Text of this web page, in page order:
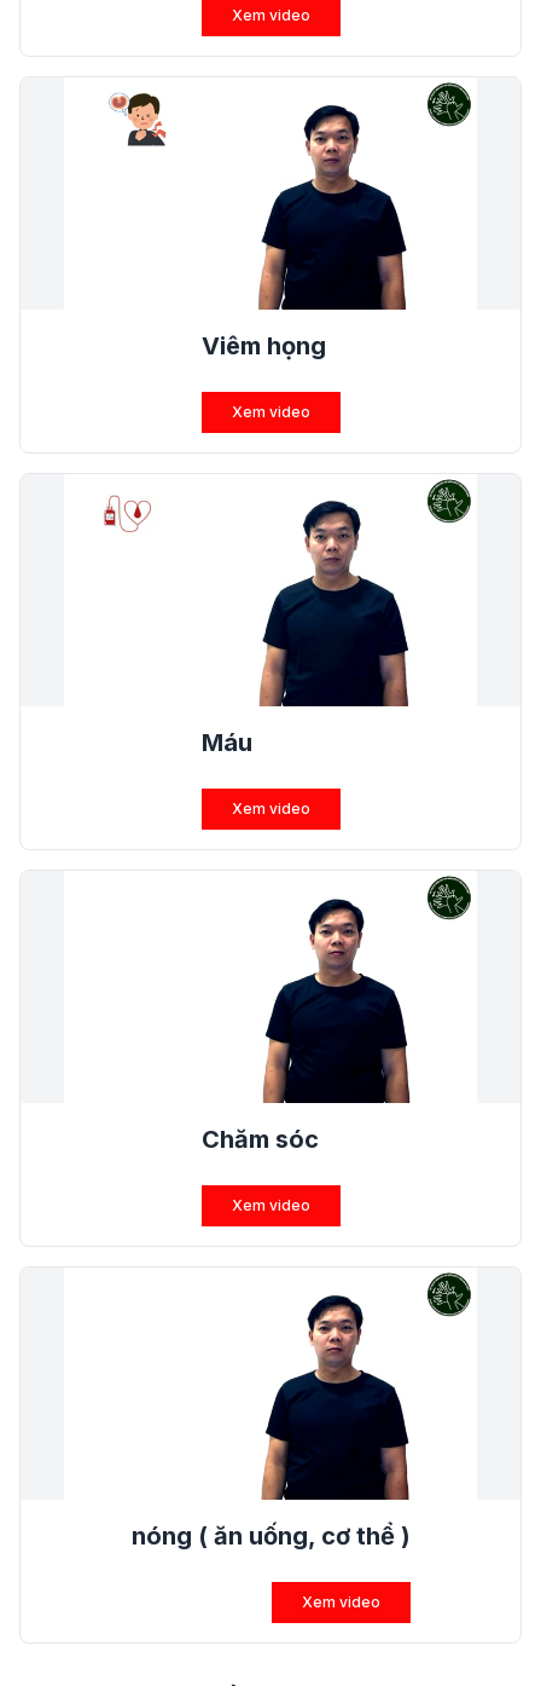
Xem video
Viêm họng
Xem video
Máu
Xem video
Chăm sóc
Xem video
nóng ( ăn uống, cơ thể )
Xem video